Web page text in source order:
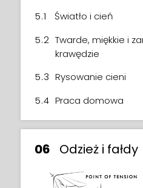
5.1 Światło i cień
5.2 Twarde, miękkie i
krawędzie
5.3 Rysowanie cieni
5.4 Praca domowa
06 Odzież i fałdy